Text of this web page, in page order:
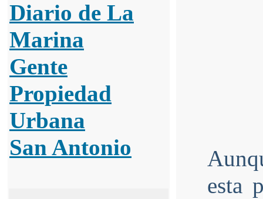
Diario de La
Marina
Gente
Propiedad
Urbana
San Antonio
esta